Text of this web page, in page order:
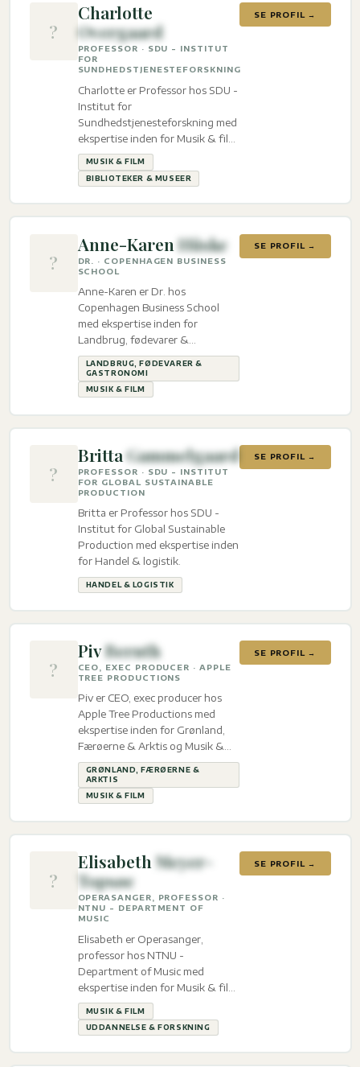
?
Charlotte
Overgaard
PROFESSOR · SDU - INSTITUT
FOR
SUNDHEDSTJENESTEFORSKNING
Charlotte er Professor hos SDU -
Institut for
Sundhedstjenesteforskning med
ekspertise inden for Musik & film
og Biblioteker & Museer.
MUSIK & FILM
BIBLIOTEKER & MUSEER
SE PROFIL →
?
Anne-KarenHüske
DR. · COPENHAGEN BUSINESS
SCHOOL
Anne-Karen er Dr. hos
Copenhagen Business School
med ekspertise inden for
Landbrug, fødevarer &
gastronomi og Musik & film.
LANDBRUG, FØDEVARER &
GASTRONOMI
MUSIK & FILM
SE PROFIL →
?
BrittaGammelgaard
PROFESSOR · SDU - INSTITUT
FOR GLOBAL SUSTAINABLE
PRODUCTION
Britta er Professor hos SDU -
Institut for Global Sustainable
Production med ekspertise inden
for Handel & logistik.
HANDEL & LOGISTIK
SE PROFIL →
?
PivBernth
CEO, EXEC PRODUCER · APPLE
TREE PRODUCTIONS
Piv er CEO, exec producer hos
Apple Tree Productions med
ekspertise inden for Grønland,
Færøerne & Arktis og Musik &
film.
GRØNLAND, FÆRØERNE &
ARKTIS
MUSIK & FILM
SE PROFIL →
?
Elisabeth Meyer-
Topsøe
OPERASANGER, PROFESSOR ·
NTNU - DEPARTMENT OF
MUSIC
Elisabeth er Operasanger,
professor hos NTNU -
Department of Music med
ekspertise inden for Musik & film
og Uddannelse & Forskning.
MUSIK & FILM
UDDANNELSE & FORSKNING
SE PROFIL →